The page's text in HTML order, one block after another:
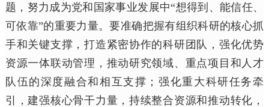
题，努力成为党和国家事业发展中“想得到、能信任、
可依靠”的重要力量。要准确把握有组织科研的核心抓
手和关键支撑，打造紧密协作的科研团队，强化优势
资源一体联动管理，推动研究领域、重点项目和人才
队伍的深度融合和相互支撑；强化重大科研任务牵
引，建强核心骨干力量，持续整合资源和推动转化，